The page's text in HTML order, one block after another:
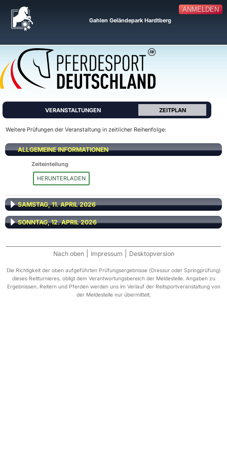
ANMELDEN
Gahlen Geländepark Hardtberg
VERANSTALTUNGEN ZEITPLAN
Weitere Prüfungen der Veranstaltung in zeitlicher Reihenfolge:
ALLGEMEINE INFORMATIONEN
Zeiteinteilung
HERUNTERLADEN
SAMSTAG, 11. APRIL 2026
SONNTAG, 12. APRIL 2026
Nach oben Impressum Desktopversion
Die Richtigkeit der oben aufgeführten Prüfungsergebnisse (Dressur oder Springprüfung)
dieses Reitturnieres, obligt dem Verantwortungsbereich der Meldestelle. Angaben zu
Ergebnissen, Reitern und Pferden werden uns im Verlauf der Reitsportveranstaltung von
der Meldestelle nur übermittelt.